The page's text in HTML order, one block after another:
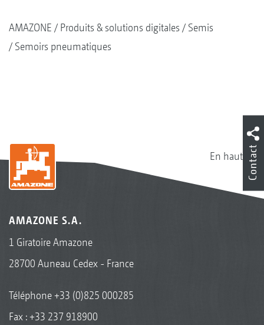
AMAZONE Produits & solutions digitales
Semis
Semoirs pneumatiques
En haut
AMAZONE S.A.
1 Giratoire Amazone
28700 Auneau Cedex - France
Téléphone+33 (0)825 000285
Fax : +33 237 918900
Contact